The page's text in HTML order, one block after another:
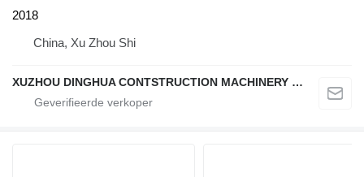
2018
China, Xu Zhou Shi
XUZHOU DINGHUA CONTSTRUCTION MACHINERY CO., LTD.